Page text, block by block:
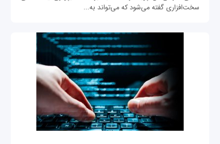
سخت‌افزاری گفته می‌شود که می‌تواند به...